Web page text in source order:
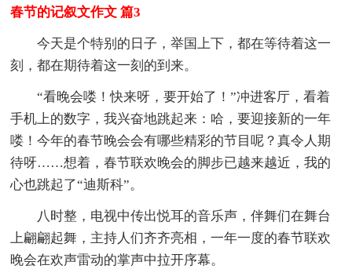
春节的记叙文作文 篇3
今天是个特别的日子，举国上下，都在等待着这一
刻，都在期待着这一刻的到来。
“看晚会喽！快来呀，要开始了！”冲进客厅，看着
手机上的数字，我兴奋地跳起来：哈，要迎接新的一年
喽！今年的春节晚会会有哪些精彩的节目呢？真令人期
待呀……想着，春节联欢晚会的脚步已越来越近，我的
心也跳起了“迪斯科”。
八时整，电视中传出悦耳的音乐声，伴舞们在舞台
上翩翩起舞，主持人们齐齐亮相，一年一度的春节联欢
晚会在欢声雷动的掌声中拉开序幕。